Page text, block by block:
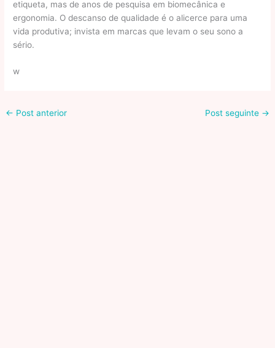
etiqueta, mas de anos de pesquisa em biomecânica e
ergonomia. O descanso de qualidade é o alicerce para uma
vida produtiva; invista em marcas que levam o seu sono a
sério.
w
← Post anterior Post seguinte →